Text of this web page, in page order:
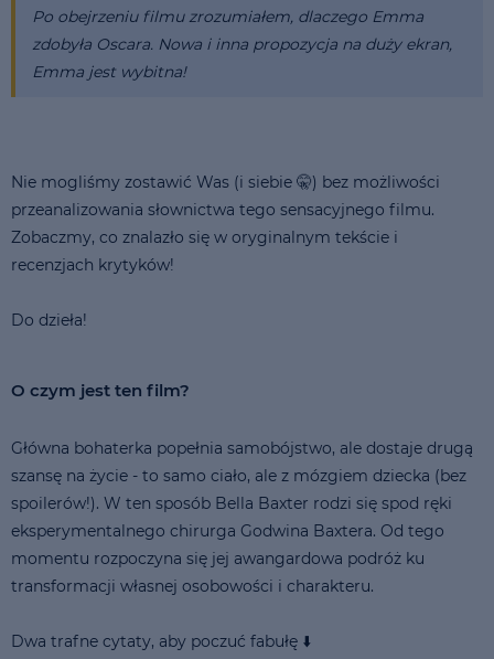
Po obejrzeniu filmu zrozumiałem, dlaczego Emma
zdobyła Oscara. Nowa i inna propozycja na duży ekran,
Emma jest wybitna!
Nie mogliśmy zostawić Was (i siebie 🤫) bez możliwości
przeanalizowania słownictwa tego sensacyjnego filmu.
Zobaczmy, co znalazło się w oryginalnym tekście i
recenzjach krytyków!
Do dzieła!
O czym jest ten film?
Główna bohaterka popełnia samobójstwo, ale dostaje drugą
szansę na życie - to samo ciało, ale z mózgiem dziecka (bez
spoilerów!). W ten sposób Bella Baxter rodzi się spod ręki
eksperymentalnego chirurga Godwina Baxtera. Od tego
momentu rozpoczyna się jej awangardowa podróż ku
transformacji własnej osobowości i charakteru.
Dwa trafne cytaty, aby poczuć fabułę ⬇️